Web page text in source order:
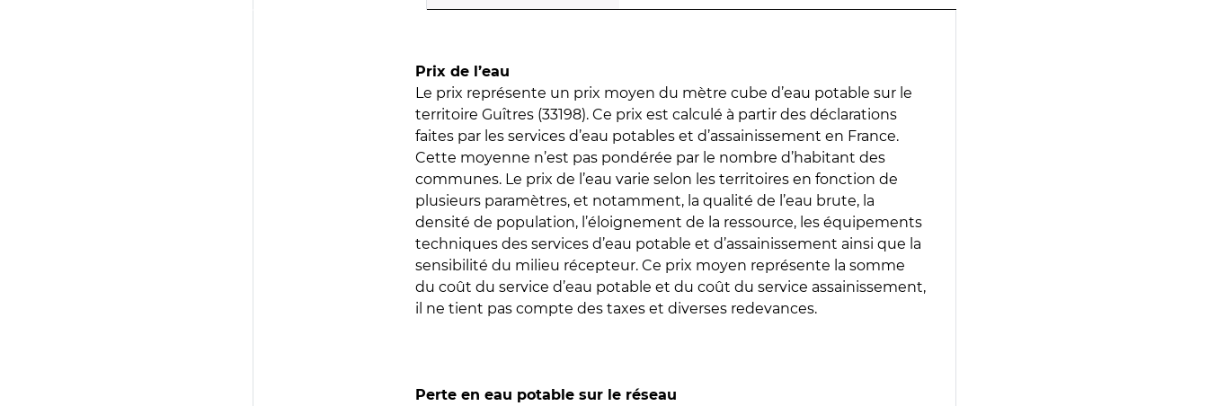
Prix de l’eau
Le prix représente un prix moyen du mètre cube d’eau potable sur le
territoire Guîtres (33198). Ce prix est calculé à partir des déclarations
faites par les services d’eau potables et d’assainissement en France.
Cette moyenne n’est pas pondérée par le nombre d’habitant des
communes. Le prix de l’eau varie selon les territoires en fonction de
plusieurs paramètres, et notamment, la qualité de l’eau brute, la
densité de population, l’éloignement de la ressource, les équipements
techniques des services d’eau potable et d’assainissement ainsi que la
sensibilité du milieu récepteur. Ce prix moyen représente la somme
du coût du service d’eau potable et du coût du service assainissement,
il ne tient pas compte des taxes et diverses redevances.
Perte en eau potable sur le réseau